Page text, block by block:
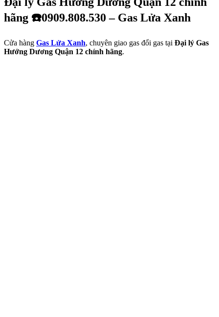
hãng ☎️0909.808.530 – Gas Lửa Xanh
Cửa hàng Gas Lửa Xanh, chuyên giao gas đổi gas tại Đại lý Gas
Hướng Dương Quận 12 chính hãng.